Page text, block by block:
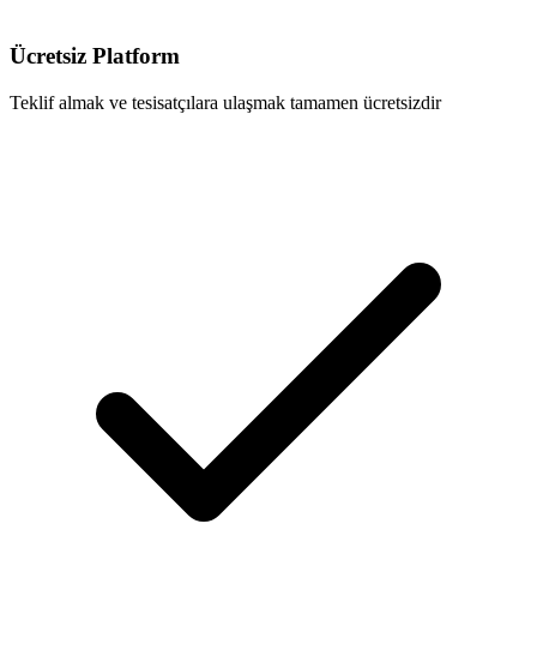
Ücretsiz Platform
Teklif almak ve tesisatçılara ulaşmak tamamen ücretsizdir